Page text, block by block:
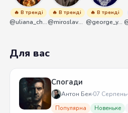
🔥 В тренді
@uliana_chernenko
🔥 В тренді
@miroslavmaniyk
🔥 В тренді
@george_y_lawlett
Для вас
Спогади
Антон Бек 07 Серпень
Популярна Новеньке